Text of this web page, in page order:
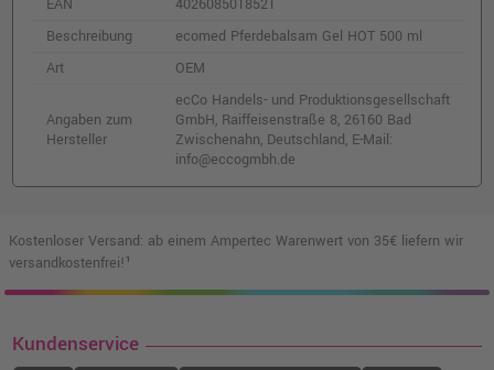
Stylex Leinwand, 30 x 40 cm
3,70 €
inkl. MwSt.zzgl. Versand
Stylex Leinwand 40 x 60 cm
5,02 € shopping_cart
EAN
4026085018521
Beschreibung
ecomed Pferdebalsam Gel HOT 500 ml
Art
OEM
Angaben zum
Hersteller
ecCo Handels- und Produktionsgesellschaft
GmbH, Raiffeisenstraße 8, 26160 Bad
Zwischenahn, Deutschland, E-Mail:
info@eccogmbh.de
Kostenloser Versand: ab einem Ampertec Warenwert von 35€ liefern wir
versandkostenfrei!¹
Kundenservice